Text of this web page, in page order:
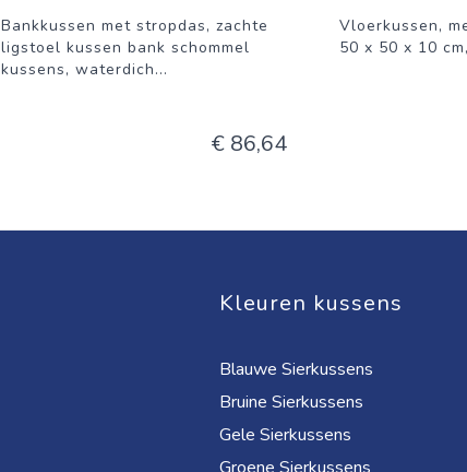
Bankkussen met stropdas, zachte
ligstoel kussen bank schommel
kussens, waterdich...
€ 86,64
Vloerkussen,
50 x 50 x 10
Kleuren kussens
Blauwe Sierkussens
Bruine Sierkussens
Gele Sierkussens